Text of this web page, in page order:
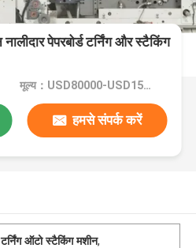
पेपरबोर्ड टर्निंग और स्टैकिंग
मूल्य：USD80000-USD150000
हमसे संपर्क करें
ऑटो स्टैकिंग मशीन,